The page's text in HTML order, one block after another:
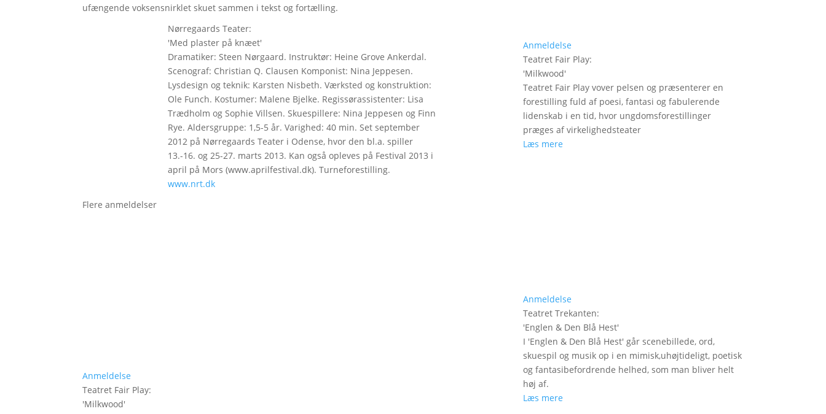
ufængende voksensnirklet skuet sammen i tekst og fortælling.
Nørregaards Teater:
'Med plaster på knæet'
Dramatiker: Steen Nørgaard. Instruktør: Heine Grove Ankerdal.
Scenograf: Christian Q. Clausen Komponist: Nina Jeppesen.
Lysdesign og teknik: Karsten Nisbeth. Værksted og konstruktion:
Ole Funch. Kostumer: Malene Bjelke. Regissørassistenter: Lisa
Trædholm og Sophie Villsen. Skuespillere: Nina Jeppesen og Finn
Rye. Aldersgruppe: 1,5-5 år. Varighed: 40 min. Set september
2012 på Nørregaards Teater i Odense, hvor den bl.a. spiller
13.-16. og 25-27. marts 2013. Kan også opleves på Festival 2013 i
april på Mors (www.aprilfestival.dk). Turneforestilling.
www.nrt.dk
Flere anmeldelser
Anmeldelse
Teatret Fair Play:
'Milkwood'
Anmeldelse
Teatret Fair Play:
'Milkwood'
Teatret Fair Play vover pelsen og præsenterer en
forestilling fuld af poesi, fantasi og fabulerende
lidenskab i en tid, hvor ungdomsforestillinger
præges af virkelighedsteater
Læs mere
Anmeldelse
Teatret Trekanten:
'Englen & Den Blå Hest'
I 'Englen & Den Blå Hest' går scenebillede, ord,
skuespil og musik op i en mimisk,uhøjtideligt, poetisk
og fantasibefordrende helhed, som man bliver helt
høj af.
Læs mere